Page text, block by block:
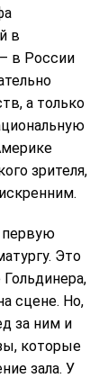
в
в России
а только
зрителя,
первую
Это
сцене. Но,
за ним и
которые
зала. У